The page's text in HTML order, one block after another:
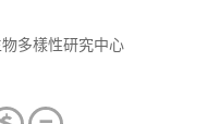
多樣性研究中心